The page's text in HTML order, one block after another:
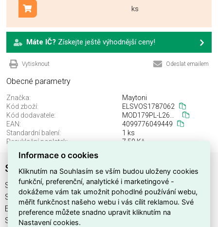
ks
Přidat do košíku
Máte IČ? Získejte ještě výhodnější ceny!
Vytisknout Odeslat emailem
Obecné parametry
Značka:
Maytoni
Kód zboží:
ELSVOS1787062
Kód dodavatele:
MOD179PL-L26W4K
EAN:
4099776049449
Standardní balení:
1 ks
Recyklační poplatek:
7,50 Kč
Svítidlo MOD179PL-L26W4K
Svítidlo MOD179PL-L26W4K najdete v kategoriích Svítidla,
Svítidla, světelné zdroje a LED osvětlení, výrobce Maytoni,
EAN 4099776049449, kód dodavatele MOD179PL-L26W4K.
Svítidlo MOD179PL-L26W4K nabízíme od 1 ks. Kód EMAS
Informace o cookies
Kliknutím na Souhlasím se vším budou uloženy cookies
funkční, preferenční, analytické i marketingové -
dokážeme vám tak umožnit pohodlné používání webu,
měřit funkčnost našeho webu i vás cílit reklamou. Své
preference můžete snadno upravit kliknutím na
Nastavení cookies.